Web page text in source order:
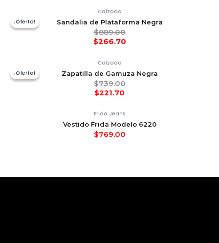
¡Oferta!
¡Oferta!
Calzado
Sandalia de Plataforma Negra
$889.00
$266.70
¡Oferta!
¡Oferta!
Calzado
Zapatilla de Gamuza Negra
$739.00
$221.70
Frida Jeans
Vestido Frida Modelo 6220
$769.00